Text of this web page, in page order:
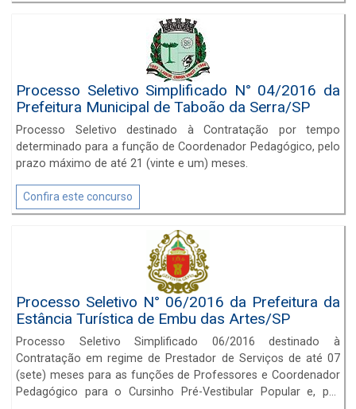
Processo Seletivo Simplificado N° 04/2016 da
Prefeitura Municipal de Taboão da Serra/SP
Processo Seletivo destinado à Contratação por tempo
determinado para a função de Coordenador Pedagógico, pelo
prazo máximo de até 21 (vinte e um) meses.
Confira este concurso
Processo Seletivo N° 06/2016 da Prefeitura da
Estância Turística de Embu das Artes/SP
Processo Seletivo Simplificado 06/2016 destinado à
Contratação em regime de Prestador de Serviços de até 07
(sete) meses para as funções de Professores e Coordenador
Pedagógico para o Cursinho Pré-Vestibular Popular e, por